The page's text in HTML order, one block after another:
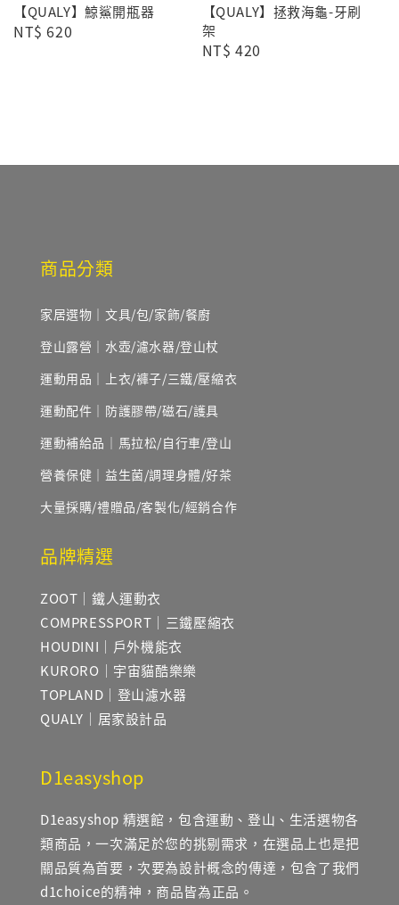
【QUALY】鯨鯊開瓶器
Regular
NT$ 620
【QUALY】拯救海龜-牙刷
架
Regular
NT$ 420
商品分類
家居選物｜文具/包/家飾/餐廚
登山露營｜水壺/濾水器/登山杖
運動用品｜上衣/褲子/三鐵/壓縮衣
運動配件｜防護膠帶/磁石/護具
運動補給品｜馬拉松/自行車/登山
營養保健｜益生菌/調理身體/好茶
大量採購/禮贈品/客製化/經銷合作
品牌精選
ZOOT｜鐵人運動衣
COMPRESSPORT｜三鐵壓縮衣
HOUDINI｜戶外機能衣
KURORO｜宇宙貓酷樂樂
TOPLAND｜登山濾水器
QUALY｜居家設計品
D1easyshop
D1easyshop 精選館，包含運動、登山、生活選物各
類商品，一次滿足於您的挑剔需求，在選品上也是把
關品質為首要，次要為設計概念的傳達，包含了我們
d1choice的精神，商品皆為正品。